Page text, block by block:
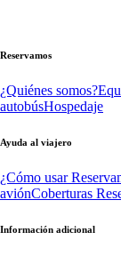
Reservamos
¿Quiénes somos?
autobúsHospedaje
Ayuda al viajero
¿Cómo usar
aviónCoberturas
Información adicional